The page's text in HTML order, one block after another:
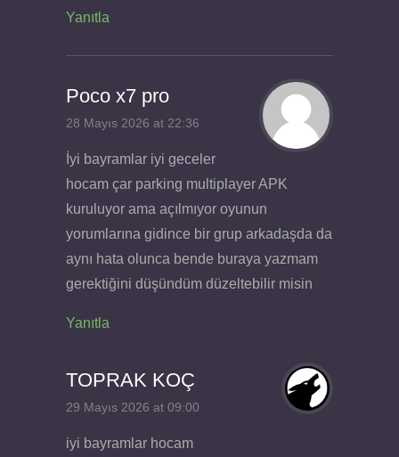
Yanıtla
Poco x7 pro
28 Mayıs 2026 at 22:36
İyi bayramlar iyi geceler
hocam çar parking multiplayer APK
kuruluyor ama açılmıyor oyunun
yorumlarına gidince bir grup arkadaşda da
aynı hata olunca bende buraya yazmam
gerektiğini düşündüm düzeltebilir misin
Yanıtla
TOPRAK KOÇ
29 Mayıs 2026 at 09:00
iyi bayramlar hocam